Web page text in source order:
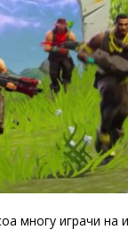
многу играчи на